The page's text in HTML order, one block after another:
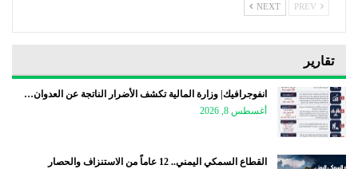
NEXT
تقارير
انفوجرافيك| وزارة المالية تكشف الأضرار الناتجة عن العدوان…
أغسطس 8, 2026
القطاع السمكي اليمني.. 12 عاماً من الاستنزاف والحصار